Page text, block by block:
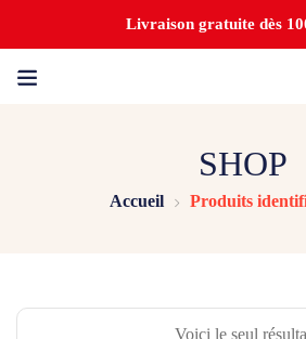
Livraison gratuite dès
SHOP
Accueil Produits
Voici le seul